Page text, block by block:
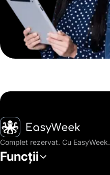
Pagina principală
Complet rezervat. Cu EasyWeek.
Funcții